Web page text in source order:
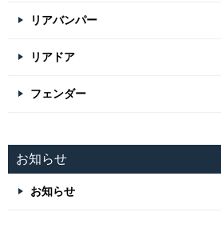
リアバンパー
リアドア
フェンダー
お知らせ
お知らせ